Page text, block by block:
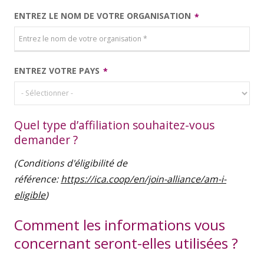
ENTREZ LE NOM DE VOTRE ORGANISATION
ENTREZ VOTRE PAYS
Quel type d’affiliation souhaitez-vous
demander ?
(Conditions d'éligibilité de
référence:https://ica.coop/en/join-alliance/am-i-
eligible)
Comment les informations vous
concernant seront-elles utilisées ?